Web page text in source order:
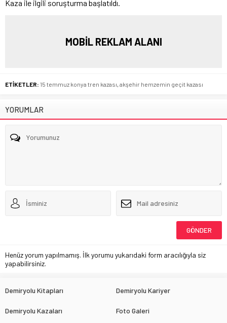
Kaza ile ilgili soruşturma başlatıldı.
MOBİL REKLAM ALANI
ETİKETLER: 15 temmuz konya tren kazası akşehir hemzemin geçit kazası
YORUMLAR
Henüz yorum yapılmamış. İlk yorumu yukarıdaki form aracılığıyla siz
yapabilirsiniz.
Demiryolu Kitapları Demiryolu Kariyer
Demiryolu Kazaları Foto Galeri